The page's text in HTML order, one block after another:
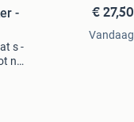
-
s -
net
€ 27,50
Vandaag